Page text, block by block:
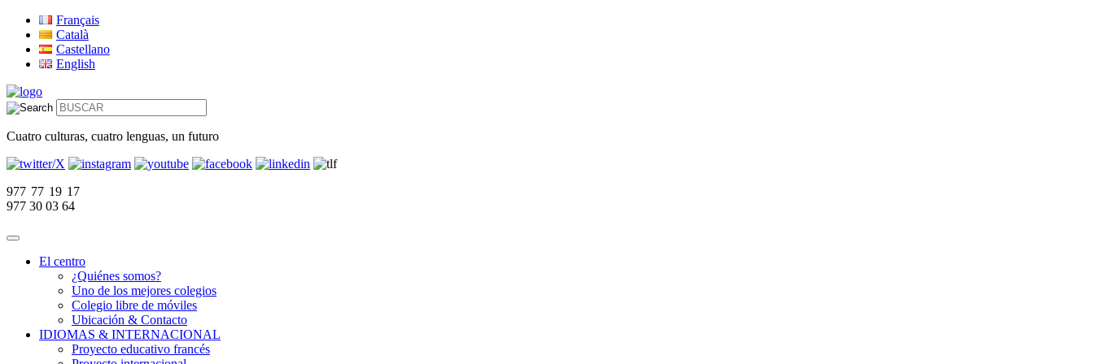
Français
Català
Castellano
English
Cuatro culturas, cuatro lenguas, un futuro
977 77 19 17
977 30 03 64
El centro
¿Quiénes somos?
Uno de los mejores colegios
Colegio libre de móviles
Ubicación & Contacto
IDIOMAS & INTERNACIONAL
Proyecto educativo francés